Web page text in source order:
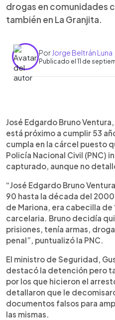
drogas en comunidades
también en La Granjita.
Por Jorge Beltrán Luna
Publicado el 11 de
► Escuchar artículo
José Edgardo Bruno
está próximo a cumplir 53
cumpla en la cárcel puesto
Policía Nacional Civil (PNC)
capturado, aunque no
“José Edgardo Bruno
90 hasta la década del
de Mariona, era cabecilla de
carcelaria. Bruno decidía
prisiones, tenía armas,
penal”, puntualizó la PNC.
El ministro de Seguridad,
destacó la detención pero
por los que hicieron el
detallaron que le
documentos falsos para
las mismas.